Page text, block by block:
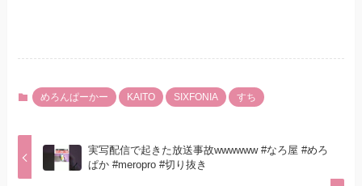
めろんぱーかー KAITO SIXFONIA すち
実写配信で起きた放送事故wwwwww #なろ屋 #めろ
ぱか #meropro #切り抜き